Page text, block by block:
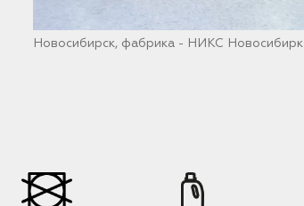
Новосибирск, фабрика - НИКС Новосибирк